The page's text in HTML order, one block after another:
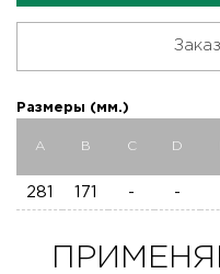
Размеры (мм.)
A B C D
281 171 - -